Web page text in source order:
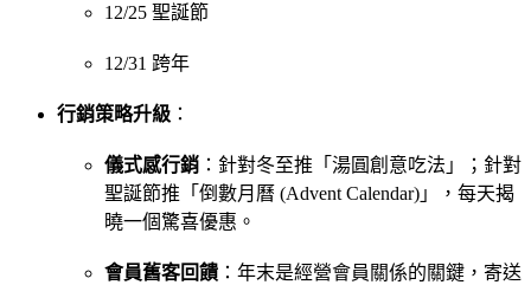
12/25 聖誕節
12/31 跨年
行銷策略升級 ：
儀式感行銷 ：針對冬至推「湯圓創意吃法」；針對
聖誕節推「倒數月曆 (Advent Calendar)」，每天揭
曉一個驚喜優惠。
會員舊客回饋 ：年末是經營會員關係的關鍵，寄送